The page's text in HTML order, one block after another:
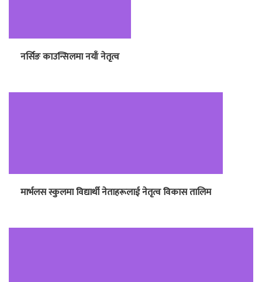
नर्सिङ काउन्सिलमा नयाँ नेतृत्व
मार्भलस स्कुलमा विद्यार्थी नेताहरूलाई नेतृत्व विकास तालिम